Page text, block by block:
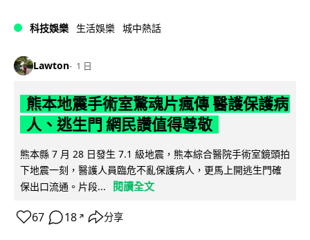
科技娛樂 生活娛樂 城中熱話
Lawton 1 日
熊本地震手術室驚魂片瘋傳 醫護保護病
人、逃生門 網民讚值得尊敬
熊本縣 7 月 28 日發生 7.1 級地震，熊本綜合醫院手術室鏡頭拍
下地震一刻，醫護人員臨危不亂保護病人，更馬上開逃生門確
保出口流通。片段...
閱讀全文
67 18 ↗ 分享